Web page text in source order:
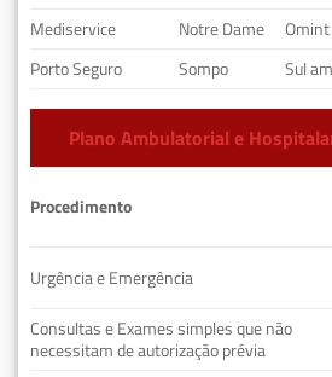
Mediservice
Notre Dame Omint
Porto Seguro
Sompo Sul
Plano Ambulatorial e
Procedimento
Urgência e Emergência
Consultas e Exames simples que não
necessitam de autorização prévia